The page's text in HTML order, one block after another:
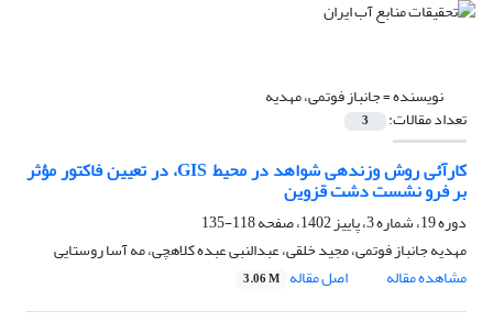
نویسنده =جانباز فوتمی، مهدیه
تعداد مقالات: 3
کارآئی روش وزن‎دهی شواهد در محیط GIS، در تعیین فاکتور مؤثر
بر فرو نشست دشت قزوین
دوره 19، شماره 3، پاییز 1402، صفحه
118-135
مهدیه جانباز فوتمی، مجید خلقی، عبدالنبی عبده کلاهچی، مه آسا روستایی
مشاهده مقاله
اصل مقاله 3.06 M